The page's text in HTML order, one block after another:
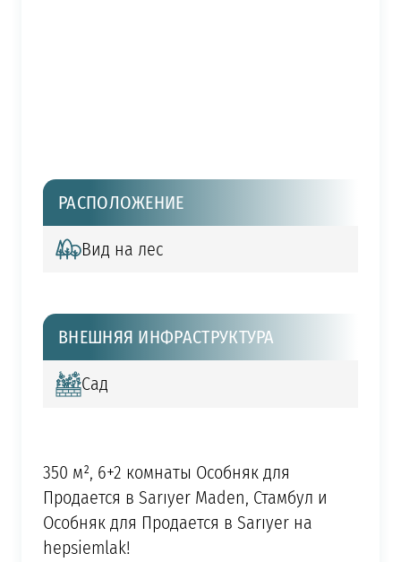
РАСПОЛОЖЕНИЕ
Вид на лес
ВНЕШНЯЯ ИНФРАСТРУКТУРА
Сад
350 м², 6+2 комнаты Особняк для
Продается в Sarıyer Maden, Стамбул и
Особняк для Продается в Sarıyer на
hepsiemlak!